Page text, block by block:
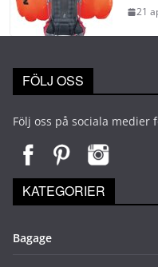
21
FÖLJ OSS
Följ oss på sociala
KATEGORIER
Bagage